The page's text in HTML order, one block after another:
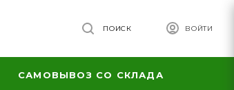
ВОЙТИ
ПОИСК
САМОВЫВОЗ СО СКЛАДА